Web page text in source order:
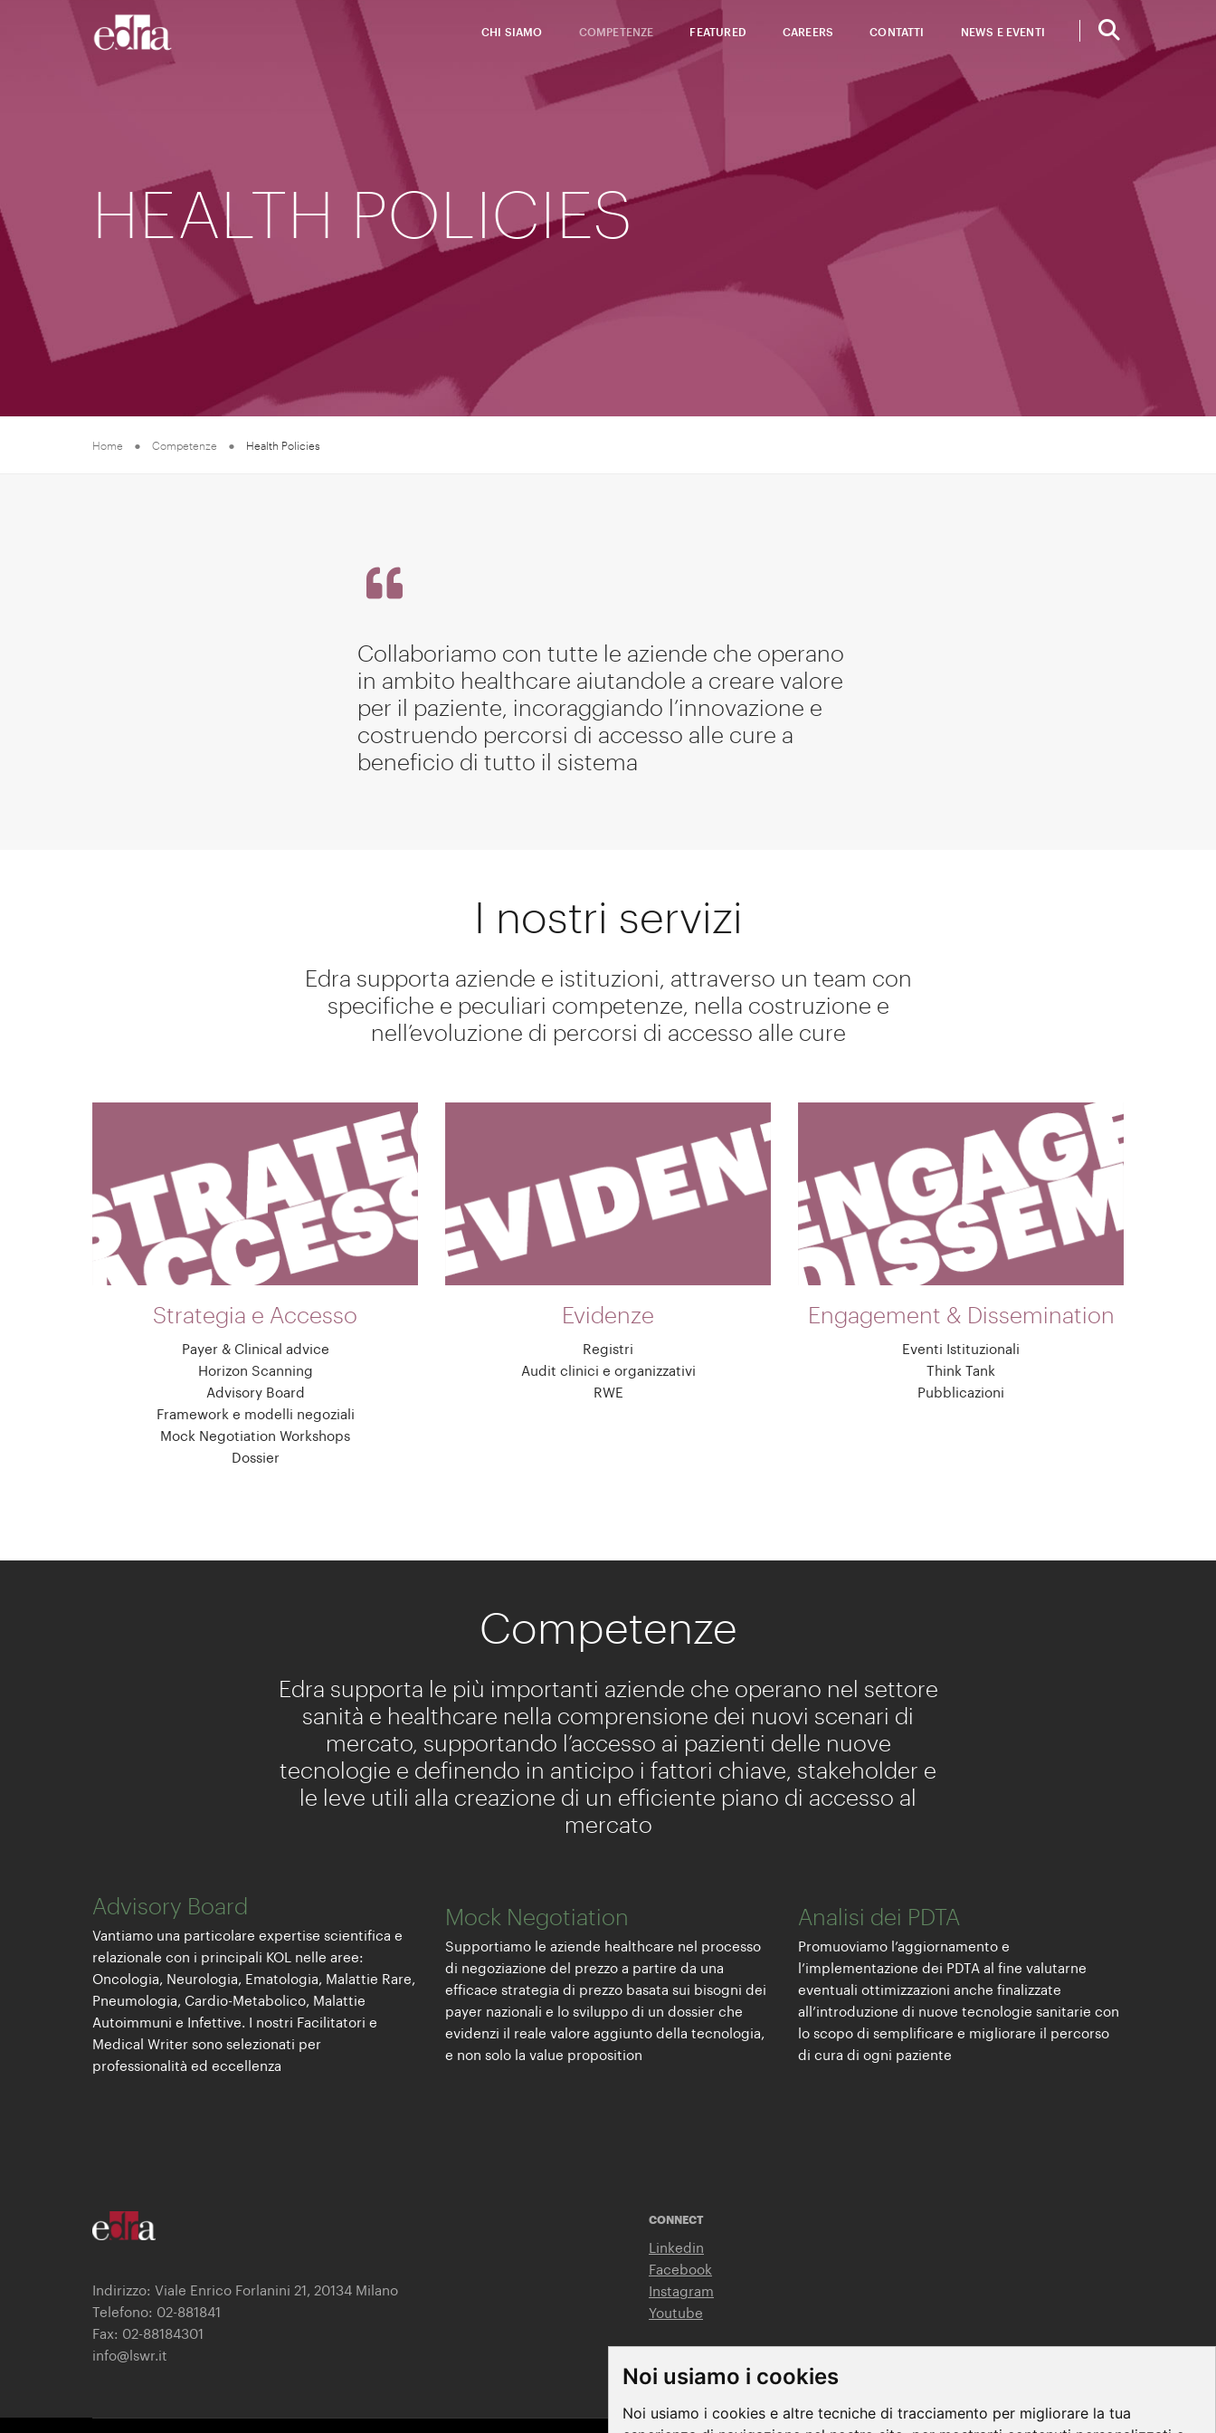
Noi usiamo i cookies
Noi usiamo i cookies e altre tecniche di tracciamento per migliorare la tua
CHI SIAMO COMPETENZE FEATURED CAREERS CONTATTI NEWS E EVENTI
HEALTH POLICIES
Home Competenze Health Policies
Collaboriamo con tutte le aziende che operano
in ambito healthcare aiutandole a creare valore
per il paziente, incoraggiando l’innovazione e
costruendo percorsi di accesso alle cure a
beneficio di tutto il sistema
I nostri servizi
Edra supporta aziende e istituzioni, attraverso un team con
specifiche e peculiari competenze, nella costruzione e
nell’evoluzione di percorsi di accesso alle cure
Strategia e Accesso
Payer & Clinical advice
Horizon Scanning
Advisory Board
Framework e modelli negoziali
Mock Negotiation Workshops
Dossier
Evidenze
Registri
Audit clinici e organizzativi
RWE
Engagement & Dissemination
Eventi Istituzionali
Think Tank
Pubblicazioni
Competenze
Edra supporta le più importanti aziende che operano nel settore
sanità e healthcare nella comprensione dei nuovi scenari di
mercato, supportando l’accesso ai pazienti delle nuove
tecnologie e definendo in anticipo i fattori chiave, stakeholder e
le leve utili alla creazione di un efficiente piano di accesso al
mercato
Advisory Board
Vantiamo una particolare expertise scientifica e
relazionale con i principali KOL nelle aree:
Oncologia, Neurologia, Ematologia, Malattie Rare,
Pneumologia, Cardio-Metabolico, Malattie
Autoimmuni e Infettive. I nostri Facilitatori e
Medical Writer sono selezionati per
professionalità ed eccellenza
Mock Negotiation
Supportiamo le aziende healthcare nel processo
di negoziazione del prezzo a partire da una
efficace strategia di prezzo basata sui bisogni dei
payer nazionali e lo sviluppo di un dossier che
evidenzi il reale valore aggiunto della tecnologia,
e non solo la value proposition
Analisi dei PDTA
Promuoviamo l’aggiornamento e
l’implementazione dei PDTA al fine valutarne
eventuali ottimizzazioni anche finalizzate
all’introduzione di nuove tecnologie sanitarie con
lo scopo di semplificare e migliorare il percorso
di cura di ogni paziente
Indirizzo: Viale Enrico Forlanini 21, 20134 Milano
Telefono: 02-881841
Fax: 02-88184301
info@lswr.it
CONNECT
Linkedin
Facebook
Instagram
Youtube